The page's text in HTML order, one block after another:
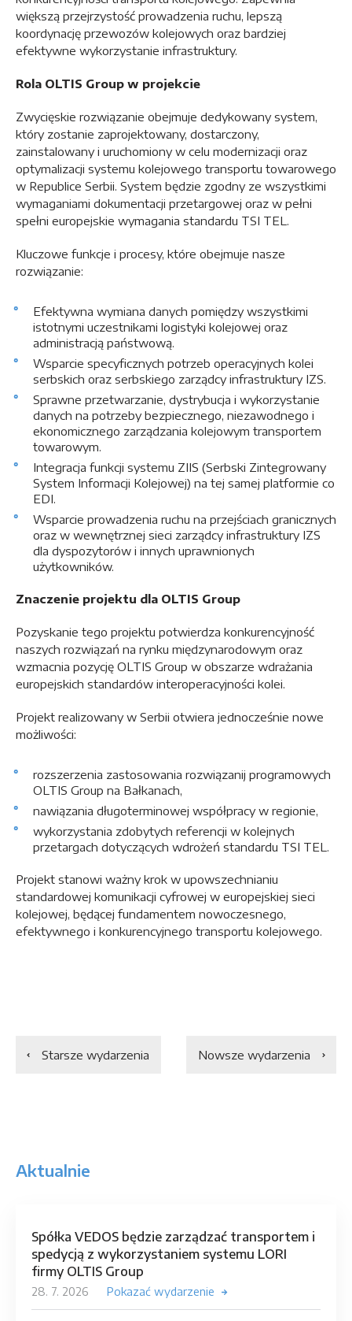
większą przejrzystość prowadzenia ruchu, lepszą
koordynację przewozów kolejowych oraz bardziej
efektywne wykorzystanie infrastruktury.
Rola OLTIS Group w projekcie
Zwycięskie rozwiązanie obejmuje dedykowany system,
który zostanie zaprojektowany, dostarczony,
zainstalowany i uruchomiony w celu modernizacji oraz
optymalizacji systemu kolejowego transportu towarowego
w Republice Serbii. System będzie zgodny ze wszystkimi
wymaganiami dokumentacji przetargowej oraz w pełni
spełni europejskie wymagania standardu TSI TEL.
Kluczowe funkcje i procesy, które obejmuje nasze
rozwiązanie:
Efektywna wymiana danych pomiędzy wszystkimi
istotnymi uczestnikami logistyki kolejowej oraz
administracją państwową.
Wsparcie specyficznych potrzeb operacyjnych kolei
serbskich oraz serbskiego zarządcy infrastruktury IZS.
Sprawne przetwarzanie, dystrybucja i wykorzystanie
danych na potrzeby bezpiecznego, niezawodnego i
ekonomicznego zarządzania kolejowym transportem
towarowym.
Integracja funkcji systemu ZIIS (Serbski Zintegrowany
System Informacji Kolejowej) na tej samej platformie co
EDI.
Wsparcie prowadzenia ruchu na przejściach granicznych
oraz w wewnętrznej sieci zarządcy infrastruktury IZS
dla dyspozytorów i innych uprawnionych
użytkowników.
Znaczenie projektu dla OLTIS Group
Pozyskanie tego projektu potwierdza konkurencyjność
naszych rozwiązań na rynku międzynarodowym oraz
wzmacnia pozycję OLTIS Group w obszarze wdrażania
europejskich standardów interoperacyjności kolei.
Projekt realizowany w Serbii otwiera jednocześnie nowe
możliwości:
rozszerzenia zastosowania rozwiązanij programowych
OLTIS Group na Bałkanach,
nawiązania długoterminowej współpracy w regionie,
wykorzystania zdobytych referencji w kolejnych
przetargach dotyczących wdrożeń standardu TSI TEL.
Projekt stanowi ważny krok w upowszechnianiu
standardowej komunikacji cyfrowej w europejskiej sieci
kolejowej, będącej fundamentem nowoczesnego,
efektywnego i konkurencyjnego transportu kolejowego.
Starsze wydarzenia Nowsze wydarzenia
Aktualnie
Spółka VEDOS będzie zarządzać transportem i
spedycją z wykorzystaniem systemu LORI
firmy OLTIS Group
28. 7. 2026 Pokazać wydarzenie